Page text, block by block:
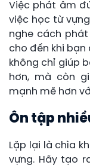
Việc phát âm
việc học từ
nghe cách
cho đến khi bạn
không chỉ giúp
hơn, mà còn
mạnh mẽ hơn
Ôn tập
Lặp lại là chìa
vựng. Hãy tạo